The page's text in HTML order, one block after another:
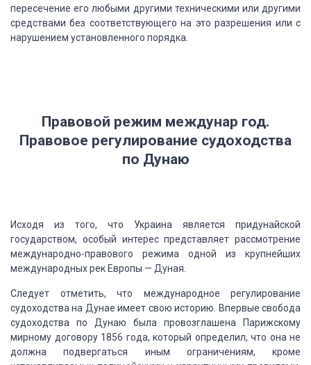
пересечение его любыми другими техническими или другими
средствами без соответствующего на это разрешения или с
нарушением установленного порядка.
Правовой режим междунар год.
Правовое регулирование судоходства
по Дунаю
Исходя из того, что Украина является придунайской
государством, особый интерес представляет рассмотрение
международно-правового режима одной из крупнейших
международных рек Европы — Дуная.
Следует отметить, что международное регулирование
судоходства на Дунае имеет свою историю.
Впервые свобода
судоходства по Дунаю была провозглашена Парижскому
мирному договору 1856 года, который определил, что она не
должна подвергаться иным ограничениям, кроме